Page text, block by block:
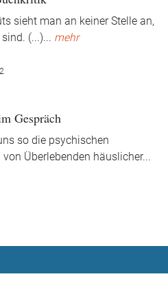
sieht man an keiner Stelle an,
(...)... mehr
Gespräch
so die psychischen
Überlebenden häuslicher...